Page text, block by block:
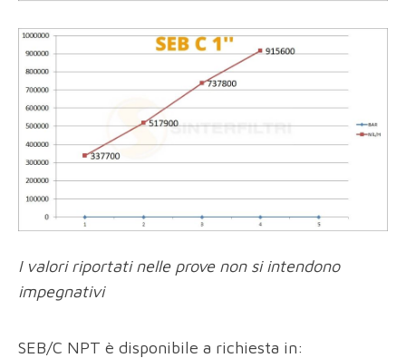
I valori riportati nelle prove non si intendono
impegnativi
SEB/C NPT è disponibile a richiesta in: